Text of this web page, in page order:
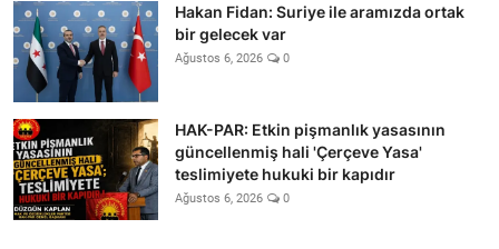
Hakan Fidan: Suriye ile aramızda ortak
bir gelecek var
Ağustos 6, 2026 0
HAK-PAR: Etkin pişmanlık yasasının
güncellenmiş hali 'Çerçeve Yasa'
teslimiyete hukuki bir kapıdır
Ağustos 6, 2026 0